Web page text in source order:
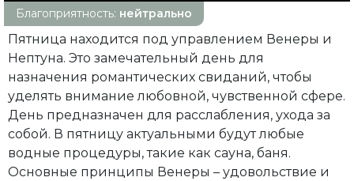
Благоприятность: нейтрально
Пятница находится под управлением Венеры и
Нептуна. Это замечательный день для
назначения романтических свиданий, чтобы
уделять внимание любовной, чувственной сфере.
День предназначен для расслабления, ухода за
собой. В пятницу актуальными будут любые
водные процедуры, такие как сауна, баня.
Основные принципы Венеры – удовольствие и